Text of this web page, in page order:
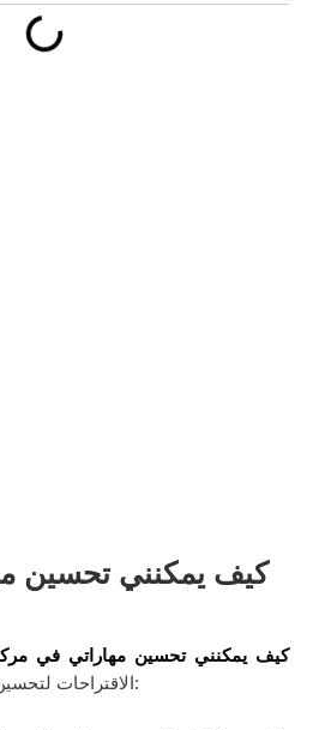
كيف يمكنني تحسين
كيف يمكنني تحسين مهاراتي في
الاقتراحات لتحسين مهاراتك في مركز الاتصال: